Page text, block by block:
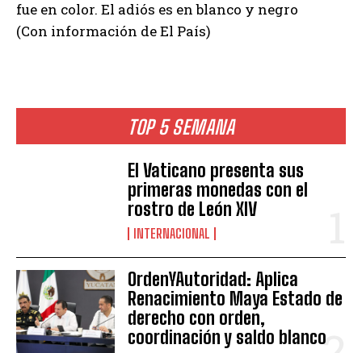
TOP 5 SEMANA
El Vaticano presenta sus
primeras monedas con el
rostro de León XIV
INTERNACIONAL
OrdenYAutoridad: Aplica
Renacimiento Maya Estado de
derecho con orden,
coordinación y saldo blanco
fue en color. El adiós es en blanco y negro
(Con información de El País)